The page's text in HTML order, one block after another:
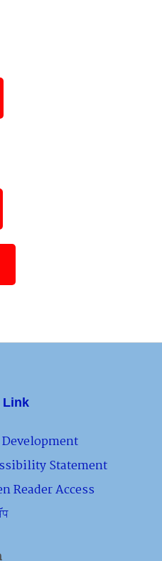
Link
Statement
Reader Access